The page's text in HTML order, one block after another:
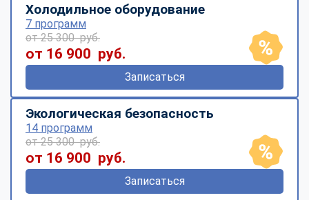
Холодильное оборудование
7 программ
от 25 300 руб.
от 16 900 руб.
Записаться
Экологическая безопасность
14 программ
от 25 300 руб.
от 16 900 руб.
Записаться